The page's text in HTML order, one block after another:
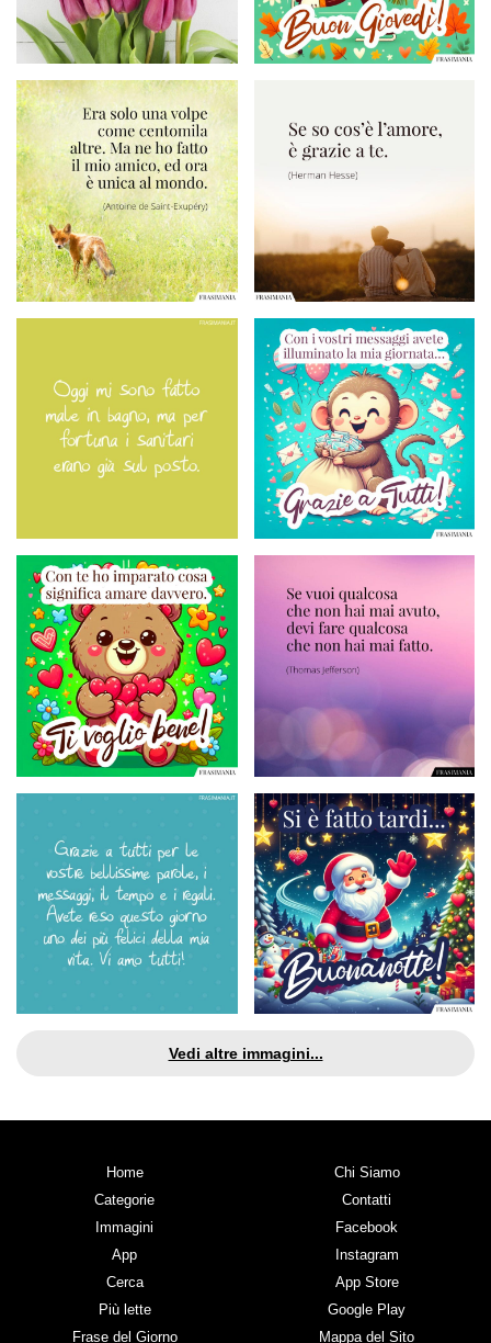
Vedi altre immagini...
Home
Categorie
Immagini
App
Cerca
Più lette
Frase del Giorno
Chi Siamo
Contatti
Facebook
Instagram
App Store
Google Play
Mappa del Sito